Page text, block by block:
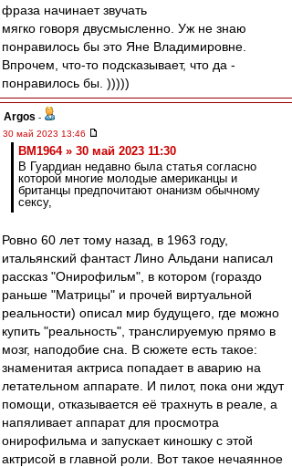
фраза начинает звучать
мягко говоря двусмысленно. Уж не знаю
понравилось бы это Яне Владимировне.
Впрочем, что-то подсказывает, что да -
понравилось бы. )))))
Argos -
30 май 2023 13:46
BM1964 » 30 май 2023 11:30
В Гуардиан недавно была статья согласно
которой многие молодые американцы и
британцы предпочитают онанизм обычному
сексу,
Ровно 60 лет тому назад, в 1963 году,
итальянский фантаст Лино Альдани написал
рассказ "Онирофильм", в котором (гораздо
раньше "Матрицы" и прочей виртуальной
реальности) описал мир будущего, где можно
купить "реальность", транслируемую прямо в
мозг, наподобие сна. В сюжете есть такое:
знаменитая актриса попадает в аварию на
летательном аппарате. И пилот, пока они ждут
помощи, отказывается её трахнуть в реале, а
напяливает аппарат для просмотра
онирофильма и запускает киношку с этой
актрисой в главной роли. Вот такое нечаянное